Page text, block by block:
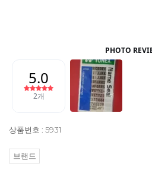
상품번호 : 5931
브랜드